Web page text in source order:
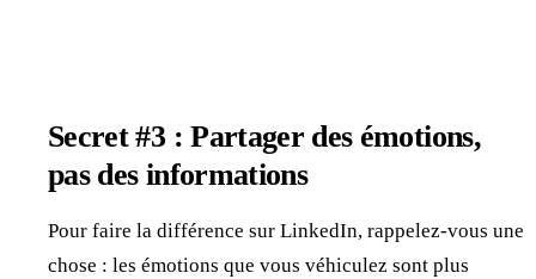
Secret #3 : Partager des émotions,
pas des informations
Pour faire la différence sur LinkedIn, rappelez-vous une
chose : les émotions que vous véhiculez sont plus